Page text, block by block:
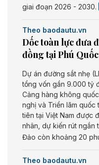
giai đoạn 2026 - 2030.
Theo baodautu.vn
Dốc toàn lực đưa
đồng tại Phú
Dự án đường sắt nhẹ
tổng vốn gần 9.000 tỷ
Cảng hàng không
nghị và Triển lãm quốc
tiên tại Việt Nam được
nhân, dự kiến rút ngắn
Đảo còn khoảng 20
Theo baodautu.vn